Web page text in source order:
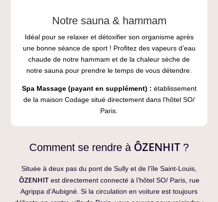
Notre sauna & hammam
Idéal pour se relaxer et détoxifier son organisme après
une bonne séance de sport ! Profitez des vapeurs d’eau
chaude de notre hammam et de la chaleur sèche de
notre sauna pour prendre le temps de vous détendre.
Spa Massage (payant en supplément) : établissement
de la maison Codage situé directement dans l’hôtel SO/
Paris.
Comment se rendre à ÔZENHIT?
Située à deux pas du pont de Sully et de l’île Saint-Louis,
ÔZENHITest directement connecté à l’hôtel SO/ Paris, rue
Agrippa d’Aubigné. Si la circulation en voiture est toujours